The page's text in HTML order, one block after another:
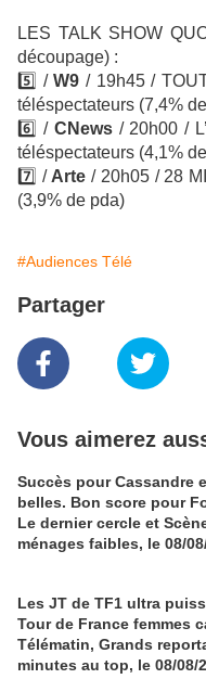
LES TALK SHOW
découpage) :
5️⃣ /W9 / 19h45 /
téléspectateurs (7,4%
6️⃣ / CNews/ 20h00 /
téléspectateurs (4,1%
7️⃣ / Arte / 20h05 / 28
(3,9% de pda)
#Audiences Télé
Partager
Vous aimerez
Succès pour Cassandre
belles. Bon score pour
Le dernier cercle et
ménages faibles, le 08/
Les JT de TF1 ultra
Tour de France femmes
Télématin, Grands
minutes au top, le 08/08/